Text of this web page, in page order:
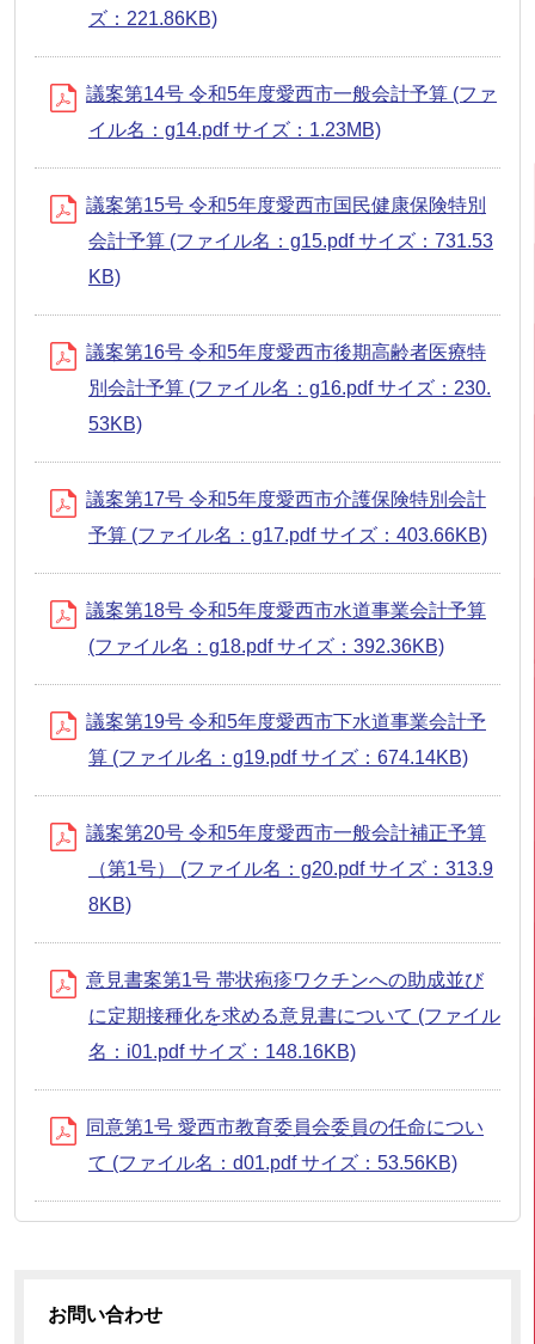
ズ：221.86KB)
議案第14号 令和5年度愛西市一般会計予算 (ファ
イル名：g14.pdf サイズ：1.23MB)
議案第15号 令和5年度愛西市国民健康保険特別
会計予算 (ファイル名：g15.pdf サイズ：731.53
KB)
議案第16号 令和5年度愛西市後期高齢者医療特
別会計予算 (ファイル名：g16.pdf サイズ：230.
53KB)
議案第17号 令和5年度愛西市介護保険特別会計
予算 (ファイル名：g17.pdf サイズ：403.66KB)
議案第18号 令和5年度愛西市水道事業会計予算
(ファイル名：g18.pdf サイズ：392.36KB)
議案第19号 令和5年度愛西市下水道事業会計予
算 (ファイル名：g19.pdf サイズ：674.14KB)
議案第20号 令和5年度愛西市一般会計補正予算
（第1号） (ファイル名：g20.pdf サイズ：313.9
8KB)
意見書案第1号 帯状疱疹ワクチンへの助成並び
に定期接種化を求める意見書について (ファイル
名：i01.pdf サイズ：148.16KB)
同意第1号 愛西市教育委員会委員の任命につい
て (ファイル名：d01.pdf サイズ：53.56KB)
お問い合わせ